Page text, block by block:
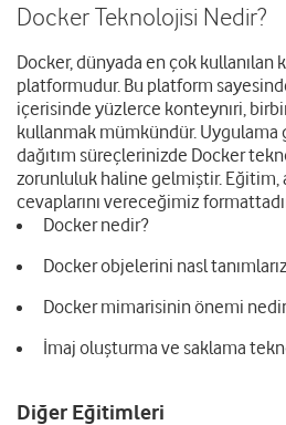
Docker Teknolojisi Nedir?
Docker, dünyada en çok kullanılan
platformudur. Bu platform
içerisinde yüzlerce konteynıri,
kullanmak mümkündür. Uygulama
dağıtım süreçlerinizde Docker
zorunluluk haline gelmiştir. Eğitim,
cevaplarını vereceğimiz
Docker nedir?
Docker objelerini nasl
Docker mimarisinin önemi
İmaj oluşturma ve saklama
Diğer Eğitimleri